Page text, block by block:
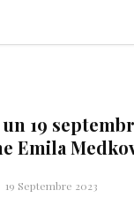
un 19
Emila
19 Septembre 2023